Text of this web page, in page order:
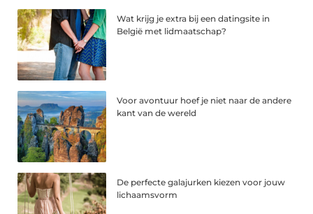
Wat krijg je extra bij een datingsite in
België met lidmaatschap?
Voor avontuur hoef je niet naar de andere
kant van de wereld
De perfecte galajurken kiezen voor jouw
lichaamsvorm